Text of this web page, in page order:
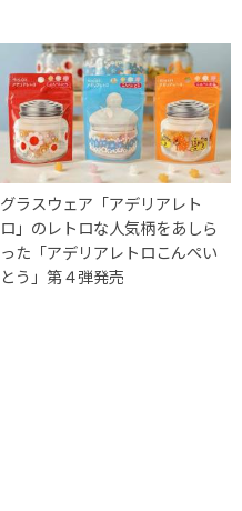
グラスウェア「アデリアレト
ロ」のレトロな人気柄をあしら
った「アデリアレトロこんぺい
とう」第４弾発売